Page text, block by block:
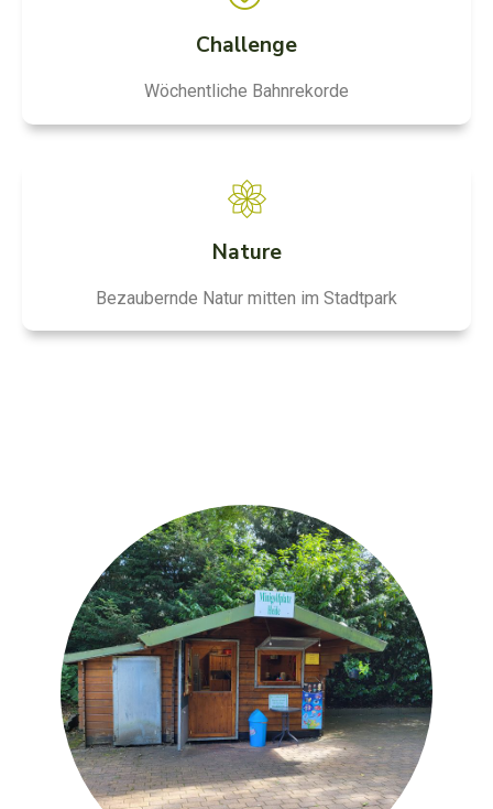
Challenge
Wöchentliche Bahnrekorde
Nature
Bezaubernde Natur mitten im Stadtpark